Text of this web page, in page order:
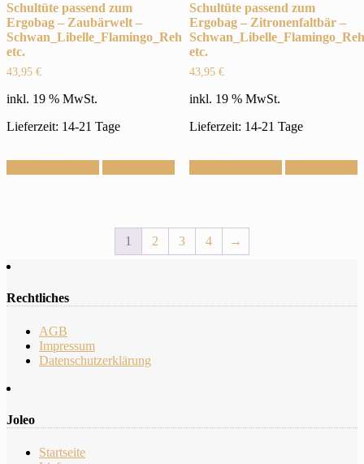
Schultüte passend zum
Ergobag – Zaubärwelt –
Schwan_Libelle_Flamingo_Reh
etc.
43,95 €
inkl. 19 % MwSt.
Lieferzeit: 14-21 Tage
Schultüte passend zum
Ergobag – Zitronenfaltbär –
Schwan_Libelle_Flamingo_Reh
etc.
43,95 €
inkl. 19 % MwSt.
Lieferzeit: 14-21 Tage
1 2 3 4 →
Rechtliches
AGB
Impressum
Datenschutzerklärung
Joleo
Startseite